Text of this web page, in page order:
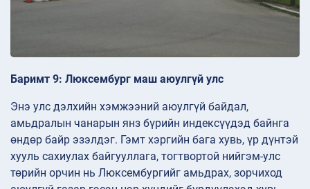
Баримт 9: Люксембург маш аюулгүй улс
Энэ улс дэлхийн хэмжээний аюулгүй байдал,
амьдралын чанарын янз бүрийн индексүүдэд байнга
өндөр байр эзэлдэг. Гэмт хэргийн бага хувь, үр дүнтэй
хууль сахиулах байгууллага, тогтвортой нийгэм-улс
төрийн орчин нь Люксембургийг амьдрах, зорчиход